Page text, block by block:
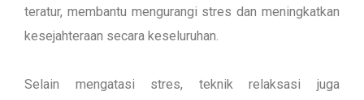
teratur, membantu mengurangi stres dan meningkatkan
kesejahteraan secara keseluruhan.
Selain mengatasi stres, teknik relaksasi juga